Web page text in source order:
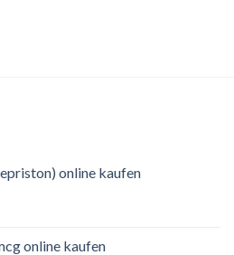
online kaufen
online kaufen